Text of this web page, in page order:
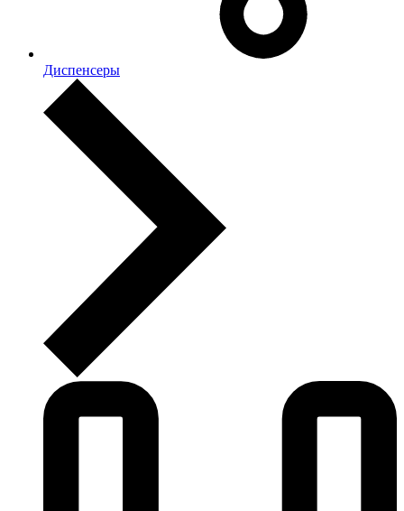
Диспенсеры